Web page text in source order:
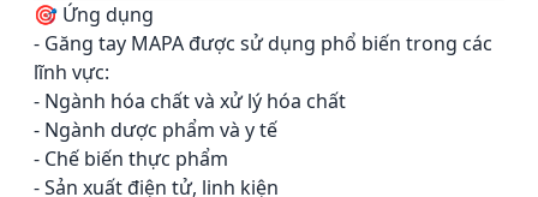
🎯 Ứng dụng
- Găng tay MAPA được sử dụng phổ biến trong các
lĩnh vực:
- Ngành hóa chất và xử lý hóa chất
- Ngành dược phẩm và y tế
- Chế biến thực phẩm
- Sản xuất điện tử, linh kiện